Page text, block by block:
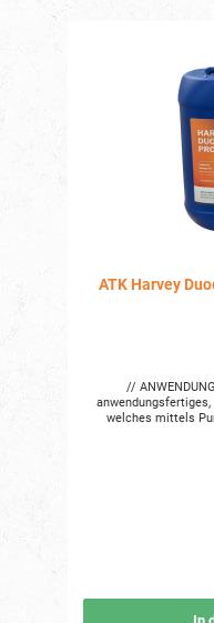
ATK Harvey
//
welches mittels